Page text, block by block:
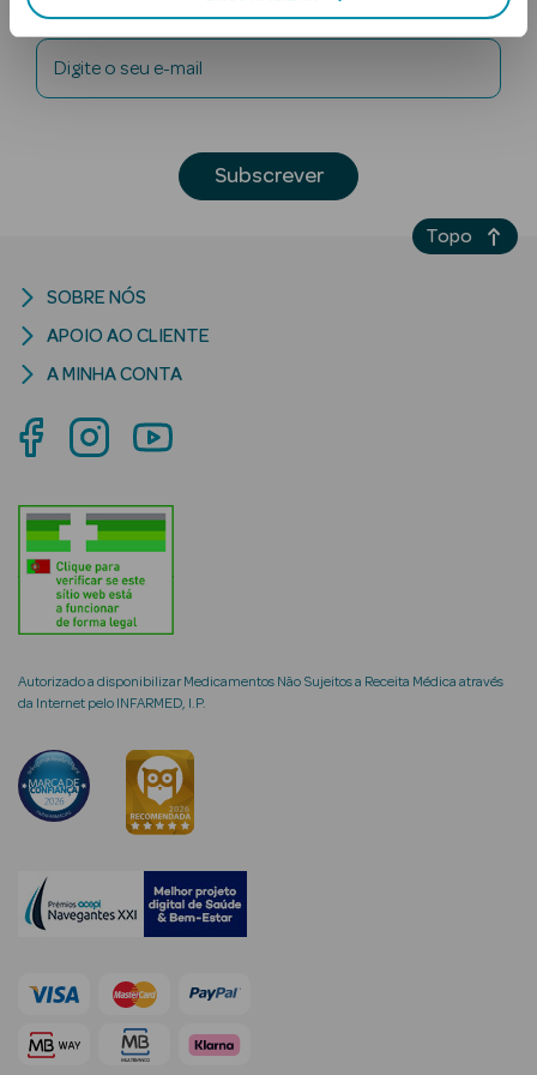
Corpo
Rosto
Lábios
Criança
Rosto e
Ver Tudo
Cosmética
Rosto
Hidratantes
Séruns Faciais
envelhecimento
Digite o seu e-mail
Subscrever
Autorizado a disponibilizar Medicamentos Não Sujeitos a Receita Médica através
da Internet pelo INFARMED, I.P.
SOBRE NÓS
APOIO AO CLIENTE
A MINHA CONTA
Topo